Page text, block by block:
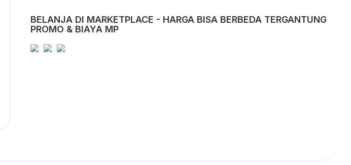
BELANJA DI MARKETPLACE - HARGA BISA BERBEDA TERGANTUNG
PROMO & BIAYA MP